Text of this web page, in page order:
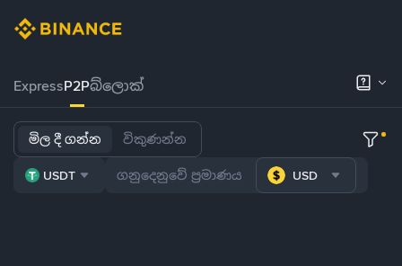
ExpressP2Pබ්ලොක්
මිල දී ගන්න විකුණන්න
USDT USD